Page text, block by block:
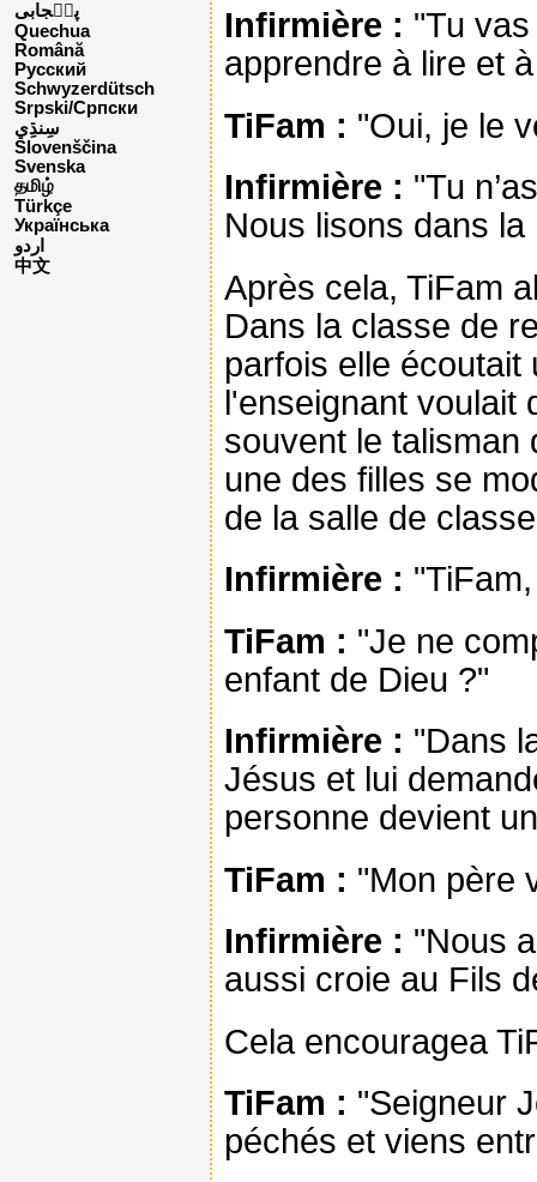
پن٘جابی
Quechua
Română
Русский
Schwyzerdütsch
Srpski/Српски
Slovenščina
Svenska
தமிழ்
Türkçe
Українська
اردو
中文
Infirmière : "Tu
apprendre à lire et
TiFam : "Oui, je le
Infirmière : "Tu
Nous lisons dans
Après cela, TiFam
Dans la classe de
parfois elle écoutait
l'enseignant voulait
souvent le talisman
une des filles se
de la salle de
Infirmière :
TiFam : "Je ne
enfant de Dieu ?"
Infirmière : "Dans
Jésus et lui
personne devient
TiFam : "Mon père
Infirmière : "Nous
aussi croie au Fils
Cela encouragea
TiFam : "Seigneur
péchés et viens